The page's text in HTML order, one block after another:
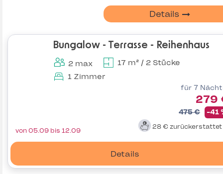
Details
Bungalow - Terrasse - Reihenhaus
2 max
17 m² / 2 Stücke
1 Zimmer
für 7
279
475 € -41
28 € zurückerstattet
Details
von 05.09 bis 12.09